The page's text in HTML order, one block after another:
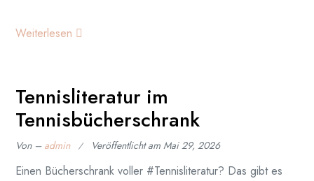
Weiterlesen
Tennisliteratur im
Tennisbücherschrank
Von – admin Veröffentlicht amMai 29, 2026
Einen Bücherschrank voller #Tennisliteratur? Das gibt es